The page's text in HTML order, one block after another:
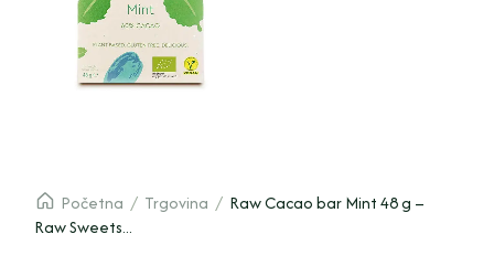
Početna / Trgovina / Raw Cacao bar Mint 48 g –
Raw Sweets...